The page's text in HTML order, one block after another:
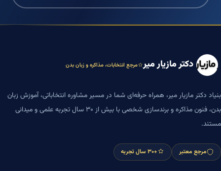
دکتر مازیار میر مرجع انتخابات، مذاکره و زبان بدن
بنیاد دکتر مازیار میر، همراه حرفه‌ای شما در مسیر مشاوره انتخاباتی، آموزش زبان
بدن، فنون مذاکره و برندسازی شخصی با بیش از ۳۰ سال تجربه علمی و میدانی
مستند.
مرجع معتبر +۳۰ سال تجربه